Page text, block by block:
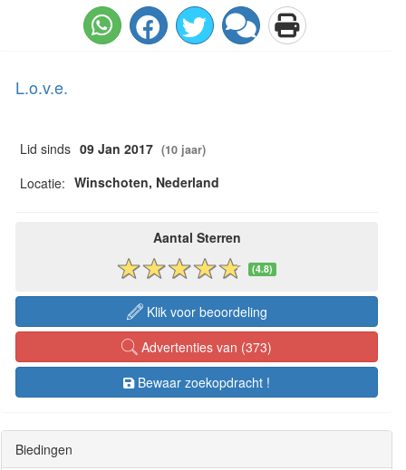
L.o.v.e.
Lid sinds 09 Jan 2017 (10 jaar)
Locatie: Winschoten, Nederland
Aantal Sterren
(4.8)
Klik voor beoordeling
Advertenties van (373)
Bewaar zoekopdracht !
Biedingen